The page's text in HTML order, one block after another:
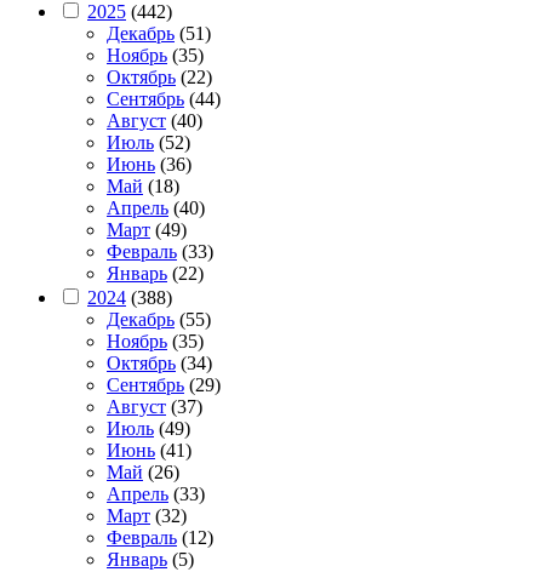
2025 (442)
Декабрь (51)
Ноябрь (35)
Октябрь (22)
Сентябрь (44)
Август (40)
Июль (52)
Июнь (36)
Май (18)
Апрель (40)
Март (49)
Февраль (33)
Январь (22)
2024 (388)
Декабрь (55)
Ноябрь (35)
Октябрь (34)
Сентябрь (29)
Август (37)
Июль (49)
Июнь (41)
Май (26)
Апрель (33)
Март (32)
Февраль (12)
Январь (5)